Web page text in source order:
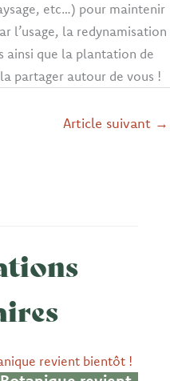
etc…) pour maintenir
l’usage, la redynamisation
ainsi que la plantation de
partager autour de vous !
Article suivant →